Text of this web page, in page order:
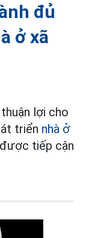
đủ
ở xã
lợi cho
triển nhà ở
tiếp cận